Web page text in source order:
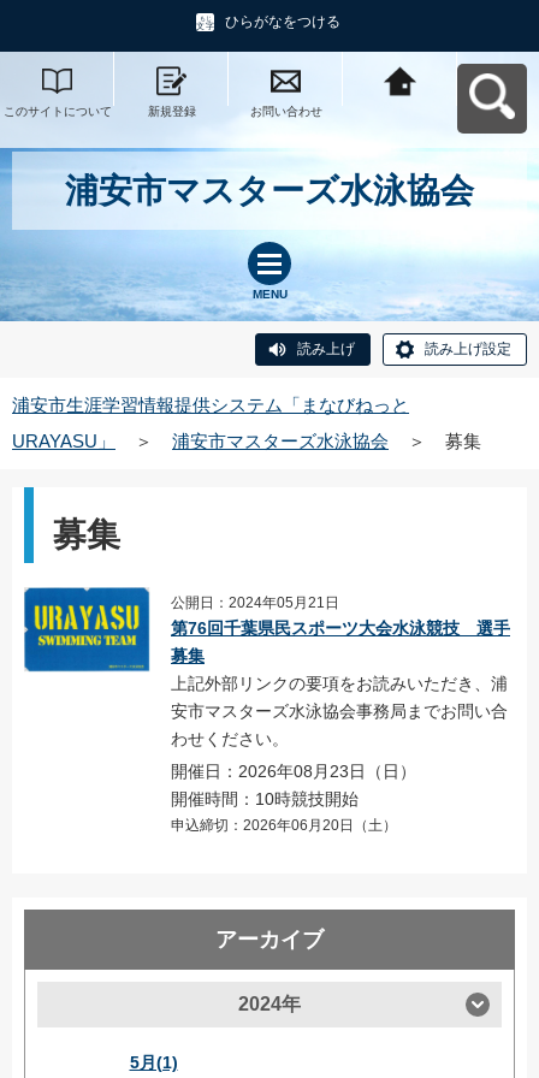
ひらがなをつける
このサイトについて 新規登録 お問い合わせ
URAYASU」へ戻る
浦安市マスターズ水泳協会
MENU
読み上げ 読み上げ設定
浦安市生涯学習情報提供システム「まなびねっと
URAYASU」
＞ 浦安市マスターズ水泳協会 ＞ 募集
募集
公開日：2024年05月21日
第76回千葉県民スポーツ大会水泳競技 選手
募集
上記外部リンクの要項をお読みいただき、浦
安市マスターズ水泳協会事務局までお問い合
わせください。
開催日：2026年08月23日（日）
開催時間：10時競技開始
申込締切：2026年06月20日（土）
アーカイブ
2024年
5月(1)